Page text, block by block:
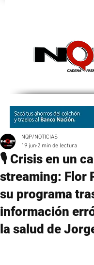
🎙️ Crisis en un
streaming: Flor
su programa
información
la salud de
NQP/NOTICIAS
19 jun 2 min de lectura